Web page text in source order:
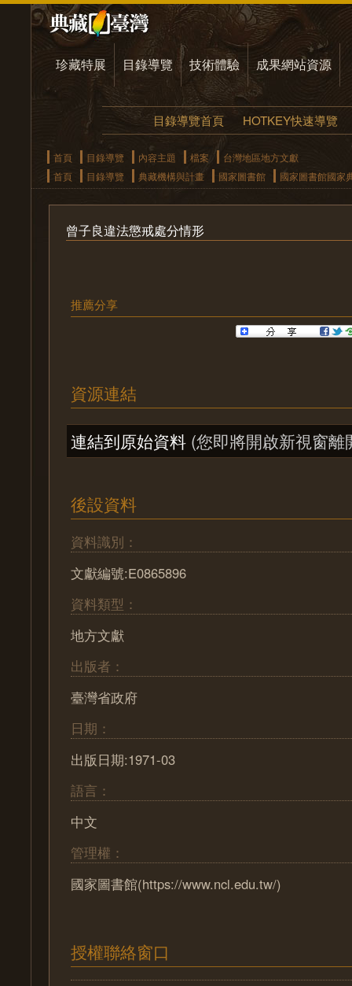
珍藏特展 目錄導覽 技術體驗 成果網站資源
目錄導覽首頁 HOTKEY快速導覽
首頁 目錄導覽 內容主題 檔案
台灣地區地方文獻
首頁
目錄導覽 典藏機構與計畫 國家圖書館 國家圖書館國家
曾子良違法懲戒處分情形
推薦分享
資源連結
連結到原始資料 (您即將開啟新視窗離
後設資料
資料識別：
文獻編號:E0865896
資料類型：
地方文獻
出版者：
臺灣省政府
日期：
出版日期:1971-03
語言：
中文
管理權：
國家圖書館(https://www.ncl.edu.tw/)
授權聯絡窗口